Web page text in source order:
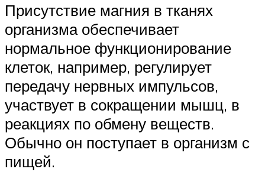
Присутствие магния в тканях
организма обеспечивает
нормальное функционирование
клеток, например, регулирует
передачу нервных импульсов,
участвует в сокращении мышц, в
реакциях по обмену веществ.
Обычно он поступает в организм с
пищей.